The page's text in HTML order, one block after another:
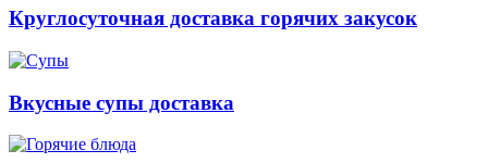
Круглосуточная доставка горячих закусок
Вкусные супы доставка